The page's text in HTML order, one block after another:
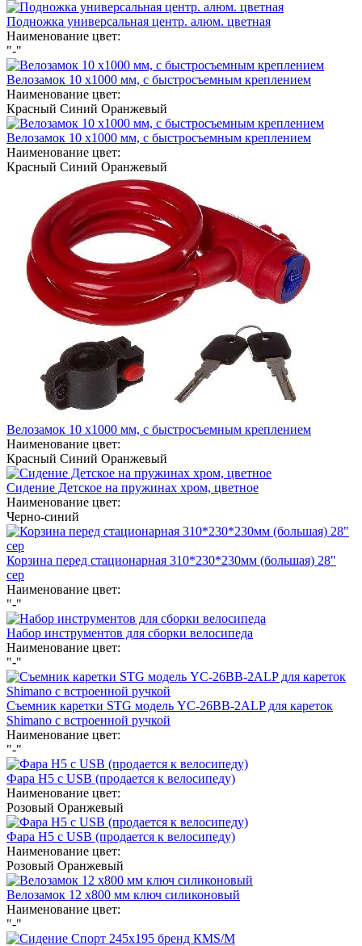
Подножка универсальная центр. алюм. цветная
Наименование цвет:
"-"
Велозамок 10 х1000 мм, с быстросъемным креплением
Наименование цвет:
Красный Синий Оранжевый
Велозамок 10 х1000 мм, с быстросъемным креплением
Наименование цвет:
Красный Синий Оранжевый
Велозамок 10 х1000 мм, с быстросъемным креплением
Наименование цвет:
Красный Синий Оранжевый
Сидение Детское на пружинах хром, цветное
Наименование цвет:
Черно-синий
Корзина перед стационарная 310*230*230мм (большая) 28"
сер
Наименование цвет:
"-"
Набор инструментов для сборки велосипеда
Наименование цвет:
"-"
Съемник каретки STG модель YC-26BB-2ALP для кареток
Shimano с встроенной ручкой
Наименование цвет:
"-"
Фара H5 с USB (продается к велосипеду)
Наименование цвет:
Розовый Оранжевый
Фара H5 с USB (продается к велосипеду)
Наименование цвет:
Розовый Оранжевый
Велозамок 12 х800 мм ключ силиконовый
Наименование цвет:
"-"